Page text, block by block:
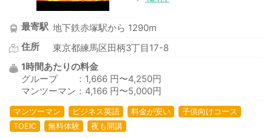
最寄駅 地下鉄赤塚駅から 1290m
住所
東京都練馬区田柄3丁目17-8
1時間あたりの料金
グループ ：1,666 円〜4,250円
マンツーマン：4,166 円〜5,000円
マンツーマン ビジネス英語 料金が安い
子供向けコース
TOEIC
無料体験 夜も開講